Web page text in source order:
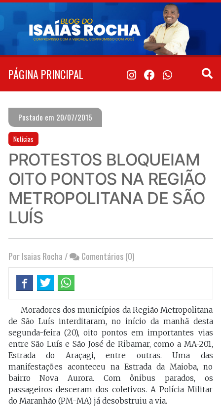
Pular
conteúdo
PÁGINA PRINCIPAL
Postado em 20/07/2015
Notícias
PROTESTOS BLOQUEIAM
OITO PONTOS NA REGIÃO
METROPOLITANA DE SÃO
LUÍS
Por Isaias Rocha / Comentários (0)
Moradores dos municípios da Região Metropolitana
de São Luís interditaram, no início da manhã desta
segunda-feira (20), oito pontos em importantes vias
entre São Luís e São José de Ribamar, como a MA-201,
Estrada do Araçagi, entre outras. Uma das
manifestações aconteceu na Estrada da Maioba, no
bairro Nova Aurora. Com ônibus parados, os
passageiros desceram dos coletivos. A Polícia Militar
do Maranhão (PM-MA) já desobstruiu a via.